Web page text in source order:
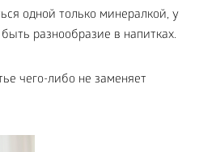
одной только минералкой, у
разнообразие в напитках.
чего-либо не заменяет